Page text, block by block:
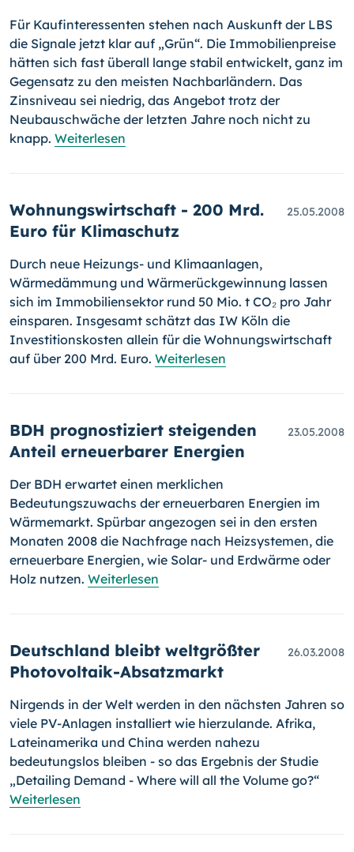
Für Kaufinteressenten stehen nach Auskunft der LBS
die Signale jetzt klar auf „Grün“. Die Immobilienpreise
hätten sich fast überall lange sta­bil entwickelt, ganz im
Gegensatz zu den meisten Nachbarländern. Das
Zinsniveau sei niedrig, das Angebot trotz der
Neubauschwäche der letz­ten Jahre noch nicht zu
knapp. Weiterlesen
Wohnungswirtschaft - 200 Mrd.
Euro für Klimaschutz
25.05.2008
Durch neue Heizungs- und Klimaanlagen,
Wärmedämmung und Wärme­rück­gewinnung lassen
sich im Immobiliensektor rund 50 Mio. t CO₂ pro Jahr
einsparen. Insgesamt schätzt das IW Köln die
Investitionskosten allein für die Wohnungswirtschaft
auf über 200 Mrd. Euro. Weiterlesen
BDH prognostiziert steigenden
Anteil erneuerbarer Energien
23.05.2008
Der BDH erwartet einen merklichen
Bedeutungszuwachs der erneuer­baren Energien im
Wärmemarkt. Spürbar angezogen sei in den ersten
Monaten 2008 die Nachfrage nach Heizsystemen, die
erneuerbare Energien, wie Solar- und Erdwärme oder
Holz nutzen. Weiterlesen
Deutschland bleibt weltgrößter
Photovoltaik-Absatzmarkt
26.03.2008
Nirgends in der Welt werden in den nächsten Jahren so
viele PV-Anla­gen installiert wie hierzulande. Afrika,
Lateinamerika und China werden nahezu
bedeutungslos bleiben - so das Ergebnis der Studie
„Detailing Demand - Where will all the Volume go?“
Weiterlesen